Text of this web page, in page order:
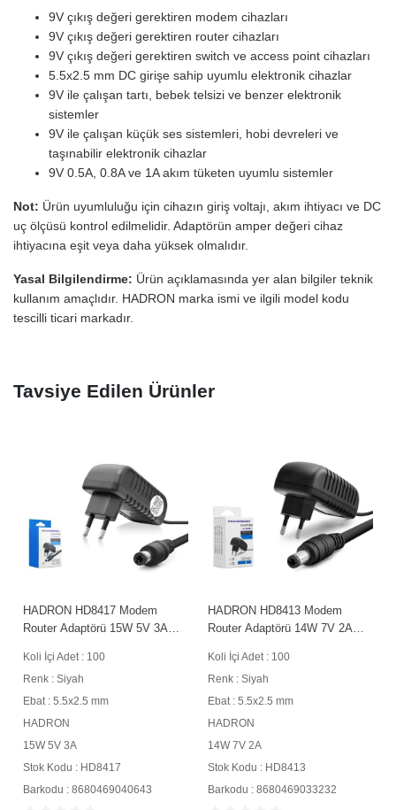
9V çıkış değeri gerektiren modem cihazları
9V çıkış değeri gerektiren router cihazları
9V çıkış değeri gerektiren switch ve access point cihazları
5.5x2.5 mm DC girişe sahip uyumlu elektronik cihazlar
9V ile çalışan tartı, bebek telsizi ve benzer elektronik
sistemler
9V ile çalışan küçük ses sistemleri, hobi devreleri ve
taşınabilir elektronik cihazlar
9V 0.5A, 0.8A ve 1A akım tüketen uyumlu sistemler
Not: Ürün uyumluluğu için cihazın giriş voltajı, akım ihtiyacı ve DC
uç ölçüsü kontrol edilmelidir. Adaptörün amper değeri cihaz
ihtiyacına eşit veya daha yüksek olmalıdır.
Yasal Bilgilendirme: Ürün açıklamasında yer alan bilgiler teknik
kullanım amaçlıdır. HADRON marka ismi ve ilgili model kodu
tescilli ticari markadır.
Tavsiye Edilen Ürünler
HADRON HD8417 Modem
Router Adaptörü 15W 5V 3A
Koli İçi Adet : 100
Renk : Siyah
Ebat : 5.5x2.5 mm
HADRON
15W 5V 3A
Stok Kodu : HD8417
Barkodu : 8680469040643
HADRON HD8413 Modem
Router Adaptörü 14W 7V 2A
Koli İçi Adet : 100
Renk : Siyah
Ebat : 5.5x2.5 mm
HADRON
14W 7V 2A
Stok Kodu : HD8413
Barkodu : 8680469033232